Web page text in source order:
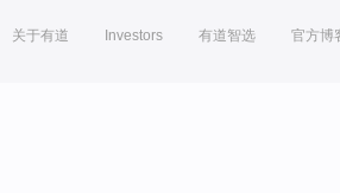
关于有道 Investors 有道智选 官方博